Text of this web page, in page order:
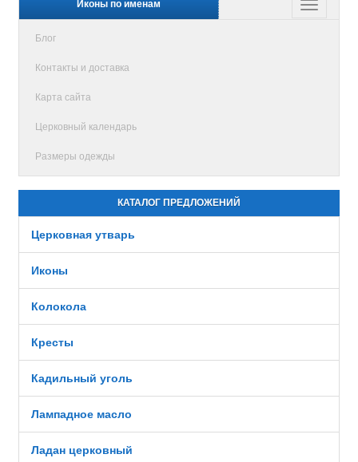
Иконы по именам
Блог
Контакты и доставка
Карта сайта
Церковный календарь
Размеры одежды
КАТАЛОГ ПРЕДЛОЖЕНИЙ
Церковная утварь
Иконы
Колокола
Кресты
Кадильный уголь
Лампадное масло
Ладан церковный